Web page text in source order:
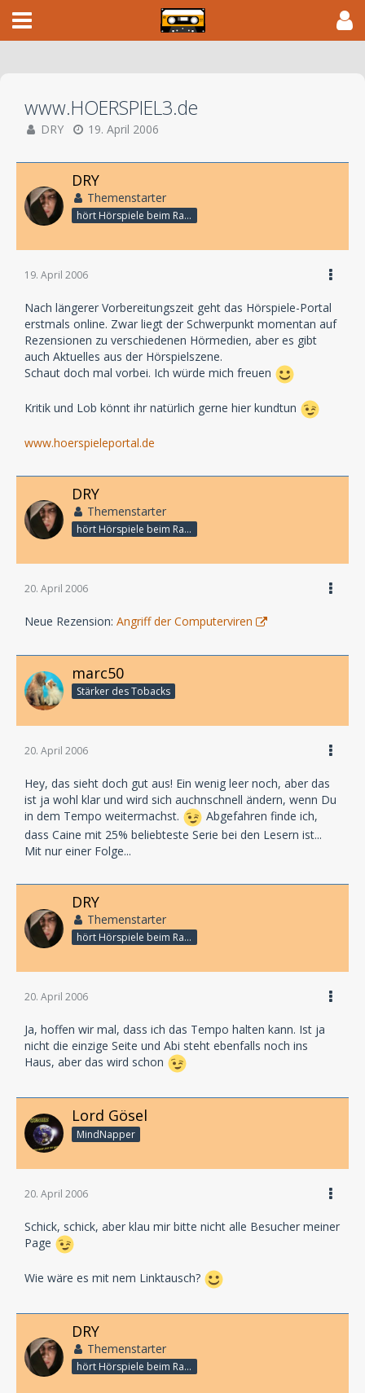
www.HOERSPIEL3.de
DRY 19. April 2006
DRY
Themenstarter
hört Hörspiele beim Rasenmähen
19. April 2006
Nach längerer Vorbereitungszeit geht das Hörspiele-Portal
erstmals online. Zwar liegt der Schwerpunkt momentan auf
Rezensionen zu verschiedenen Hörmedien, aber es gibt
auch Aktuelles aus der Hörspielszene.
Schaut doch mal vorbei. Ich würde mich freuen
Kritik und Lob könnt ihr natürlich gerne hier kundtun
www.hoerspieleportal.de
DRY
Themenstarter
hört Hörspiele beim Rasenmähen
20. April 2006
Neue Rezension: Angriff der Computerviren
marc50
Stärker des Tobacks
20. April 2006
Hey, das sieht doch gut aus! Ein wenig leer noch, aber das
ist ja wohl klar und wird sich auchnschnell ändern, wenn Du
in dem Tempo weitermachst.
Abgefahren finde ich,
dass Caine mit 25% beliebteste Serie bei den Lesern ist...
Mit nur einer Folge...
DRY
Themenstarter
hört Hörspiele beim Rasenmähen
20. April 2006
Ja, hoffen wir mal, dass ich das Tempo halten kann. Ist ja
nicht die einzige Seite und Abi steht ebenfalls noch ins
Haus, aber das wird schon
Lord Gösel
MindNapper
20. April 2006
Schick, schick, aber klau mir bitte nicht alle Besucher meiner
Page
Wie wäre es mit nem Linktausch?
DRY
Themenstarter
hört Hörspiele beim Rasenmähen